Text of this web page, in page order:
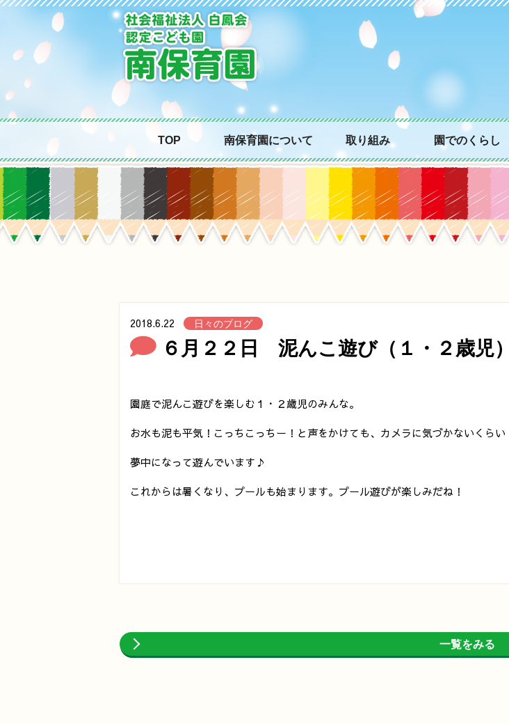
TOP 南保育園について 取り組み 園でのくらし
2018.6.22 日々のブログ
６月２２日 泥んこ遊び（１・２歳児）
園庭で泥んこ遊びを楽しむ１・２歳児のみんな。
お水も泥も平気！こっちこっちー！と声をかけても、カメラに気づかないくらい
夢中になって遊んでいます♪
これからは暑くなり、プールも始まります。プール遊びが楽しみだね！
一覧をみる